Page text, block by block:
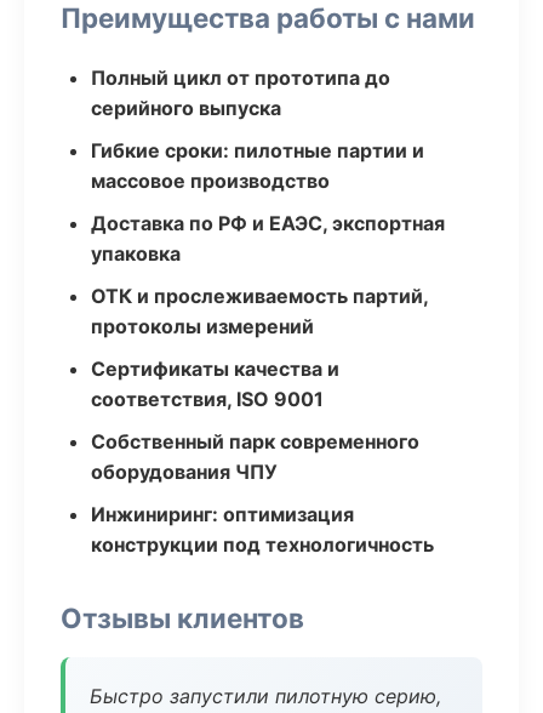
Преимущества работы с нами
Полный цикл от прототипа до
серийного выпуска
Гибкие сроки: пилотные партии и
массовое производство
Доставка по РФ и ЕАЭС, экспортная
упаковка
ОТК и прослеживаемость партий,
протоколы измерений
Сертификаты качества и
соответствия, ISO 9001
Собственный парк современного
оборудования ЧПУ
Инжиниринг: оптимизация
конструкции под технологичность
Отзывы клиентов
Быстро запустили пилотную серию,